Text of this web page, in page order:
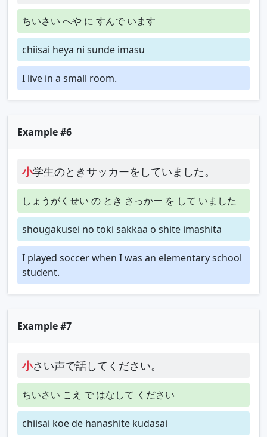
ちいさい へや に すんで います
chiisai heya ni sunde imasu
I live in a small room.
Example #6
小学生のときサッカーをしていました。
しょうがくせい の とき さっかー を して いました
shougakusei no toki sakkaa o shite imashita
I played soccer when I was an elementary school
student.
Example #7
小さい声で話してください。
ちいさい こえ で はなして ください
chiisai koe de hanashite kudasai